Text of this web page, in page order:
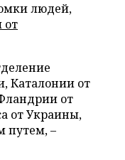
людей,
от
Каталонии от
от
от Украины,
путем, –